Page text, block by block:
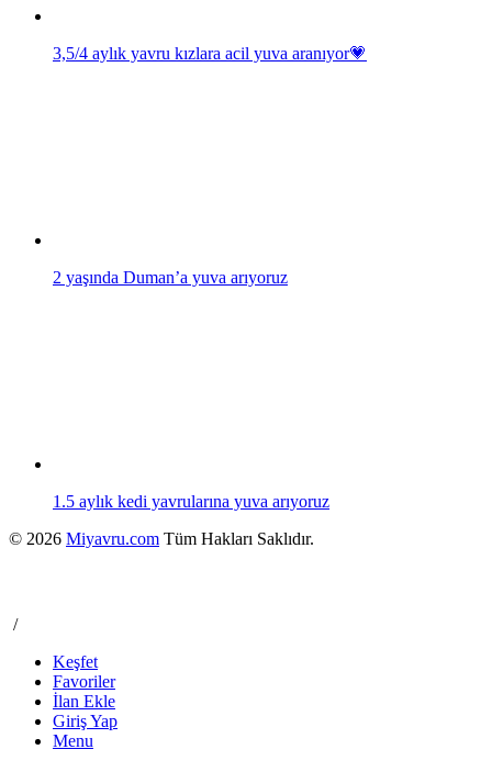
3,5/4 aylık yavru kızlara acil yuva aranıyor💗
2 yaşında Duman’a yuva arıyoruz
1.5 aylık kedi yavrularına yuva arıyoruz
© 2026 Miyavru.com Tüm Hakları Saklıdır.
/
Keşfet
Favoriler
İlan Ekle
Giriş Yap
Menu